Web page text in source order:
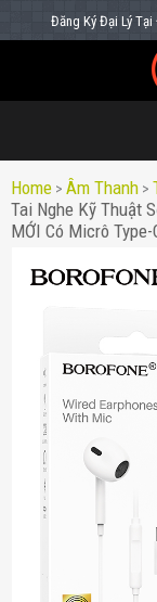
Đăng Ký Đại Lý Tại
Home > Âm Thanh >
Tai Nghe Kỹ Thuật
MỚI Có Micrô Type-